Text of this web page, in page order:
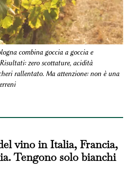
combina goccia a goccia e
zero scottature, acidità
rallentato. Ma attenzione: non è una
vino in Italia, Francia,
Tengono solo bianchi